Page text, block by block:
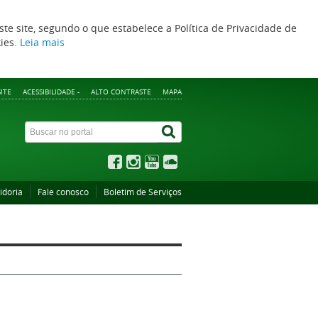
site, segundo o que estabelece a Política de Privacidade de
Leia mais
ACESSIBILIDADE - ALTO CONTRASTE MAPA
Fale conosco Boletim de Serviços